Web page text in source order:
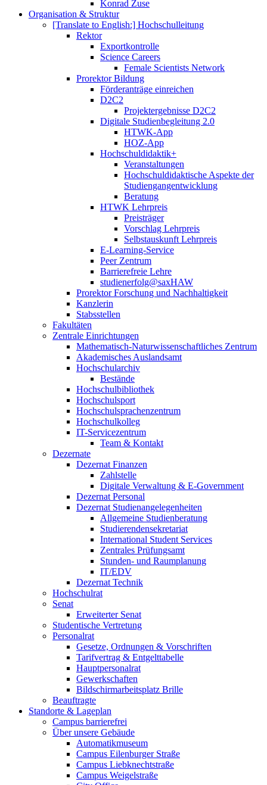
Konrad Zuse
Organisation & Struktur
[Translate to English:] Hochschulleitung
Rektor
Exportkontrolle
Science Careers
Female Scientists Network
Prorektor Bildung
Förderanträge einreichen
D2C2
Projektergebnisse D2C2
Digitale Studienbegleitung 2.0
HTWK-App
HOZ-App
Hochschuldidaktik+
Veranstaltungen
Hochschuldidaktische Aspekte der
Studiengangentwicklung
Beratung
HTWK Lehrpreis
Preisträger
Vorschlag Lehrpreis
Selbstauskunft Lehrpreis
E-Learning-Service
Peer Zentrum
Barrierefreie Lehre
studienerfolg@saxHAW
Prorektor Forschung und Nachhaltigkeit
Kanzlerin
Stabsstellen
Fakultäten
Zentrale Einrichtungen
Mathematisch-Naturwissenschaftliches Zentrum
Akademisches Auslandsamt
Hochschularchiv
Bestände
Hochschulbibliothek
Hochschulsport
Hochschulsprachenzentrum
Hochschulkolleg
IT-Servicezentrum
Team & Kontakt
Dezernate
Dezernat Finanzen
Zahlstelle
Digitale Verwaltung & E-Government
Dezernat Personal
Dezernat Studienangelegenheiten
Allgemeine Studienberatung
Studierendensekretariat
International Student Services
Zentrales Prüfungsamt
Stunden- und Raumplanung
IT/EDV
Dezernat Technik
Hochschulrat
Senat
Erweiterter Senat
Studentische Vertretung
Personalrat
Gesetze, Ordnungen & Vorschriften
Tarifvertrag & Entgelttabelle
Hauptpersonalrat
Gewerkschaften
Bildschirmarbeitsplatz Brille
Beauftragte
Standorte & Lageplan
Campus barrierefrei
Über unsere Gebäude
Automatikmuseum
Campus Eilenburger Straße
Campus Liebknechtstraße
Campus Weigelstraße